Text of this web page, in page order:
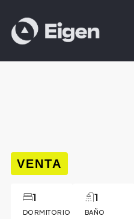
VENTA
DORMITORIO
1
BAÑO
1